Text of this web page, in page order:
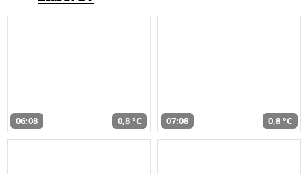
06:08 0,8 °C 07:08 0,8 °C